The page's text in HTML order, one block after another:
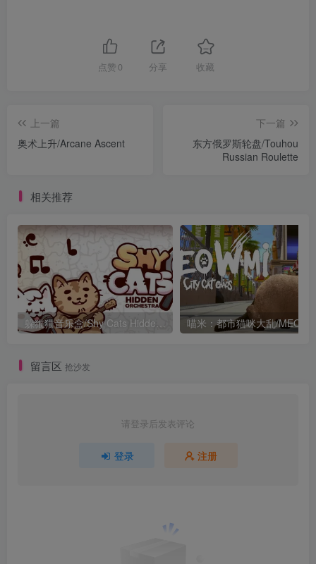
点赞 0 分享 收藏
上一篇
奥术上升/Arcane Ascent
下一篇
东方俄罗斯轮盘/Touhou
Russian Roulette
相关推荐
留言区 抢沙发
请登录后发表评论
登录 注册